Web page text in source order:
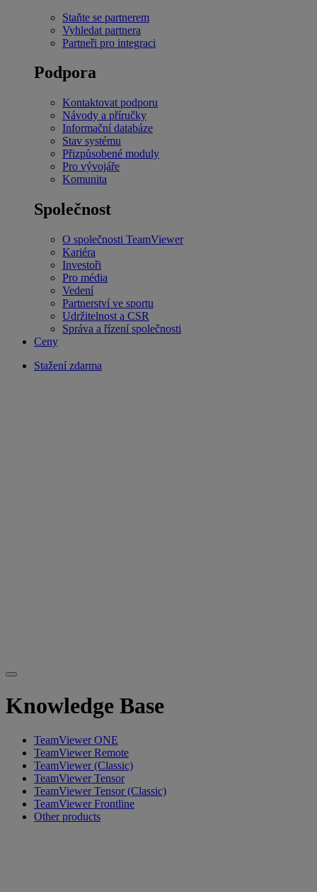
Staňte se partnerem
Vyhledat partnera
Partneři pro integraci
Podpora
Kontaktovat podporu
Návody a příručky
Informační databáze
Stav systému
Přizpůsobené moduly
Pro vývojáře
Komunita
Společnost
O společnosti TeamViewer
Kariéra
Investoři
Pro média
Vedení
Partnerství ve sportu
Udržitelnost a CSR
Správa a řízení společnosti
Ceny
Stažení zdarma
Knowledge Base
TeamViewer ONE
TeamViewer Remote
TeamViewer (Classic)
TeamViewer Tensor
TeamViewer Tensor (Classic)
TeamViewer Frontline
Other products